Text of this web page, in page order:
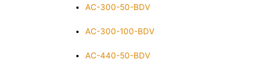
AC-300-50-BDV
AC-300-100-BDV
AC-440-50-BDV